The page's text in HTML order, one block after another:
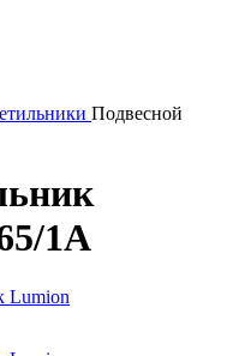
Подвесной
1A